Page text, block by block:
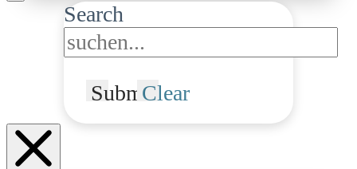
Search
SubmitClear